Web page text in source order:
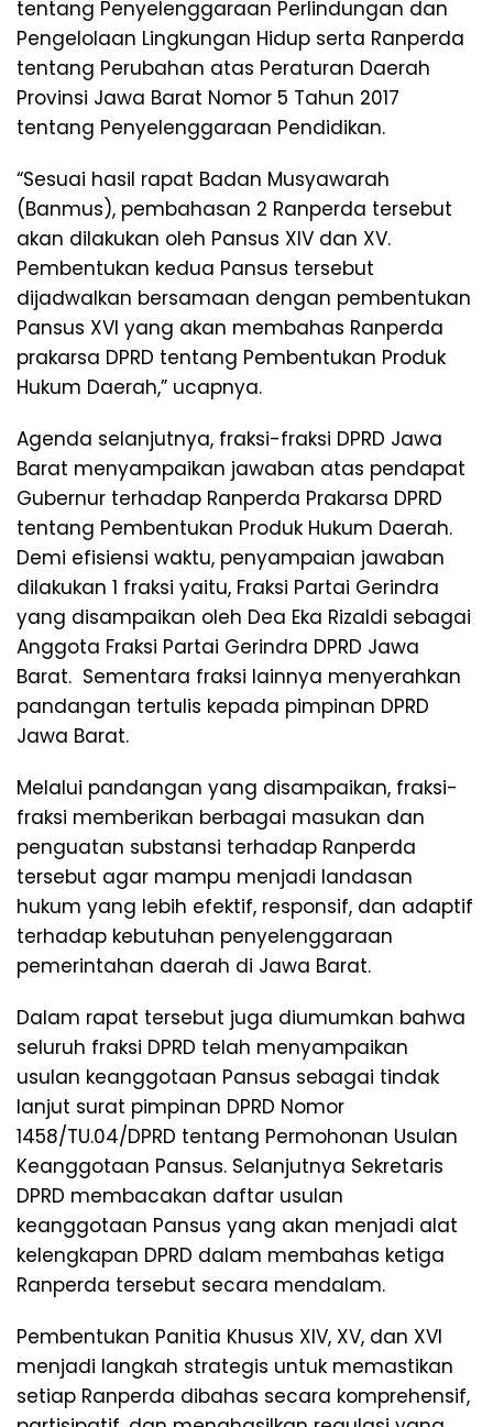
tentang Penyelenggaraan Perlindungan dan
Pengelolaan Lingkungan Hidup serta Ranperda
tentang Perubahan atas Peraturan Daerah
Provinsi Jawa Barat Nomor 5 Tahun 2017
tentang Penyelenggaraan Pendidikan.
“Sesuai hasil rapat Badan Musyawarah
(Banmus), pembahasan 2 Ranperda tersebut
akan dilakukan oleh Pansus XIV dan XV.
Pembentukan kedua Pansus tersebut
dijadwalkan bersamaan dengan pembentukan
Pansus XVI yang akan membahas Ranperda
prakarsa DPRD tentang Pembentukan Produk
Hukum Daerah,” ucapnya.
Agenda selanjutnya, fraksi-fraksi DPRD Jawa
Barat menyampaikan jawaban atas pendapat
Gubernur terhadap Ranperda Prakarsa DPRD
tentang Pembentukan Produk Hukum Daerah.
Demi efisiensi waktu, penyampaian jawaban
dilakukan 1 fraksi yaitu, Fraksi Partai Gerindra
yang disampaikan oleh Dea Eka Rizaldi sebagai
Anggota Fraksi Partai Gerindra DPRD Jawa
Barat. Sementara fraksi lainnya menyerahkan
pandangan tertulis kepada pimpinan DPRD
Jawa Barat.
Melalui pandangan yang disampaikan, fraksi-
fraksi memberikan berbagai masukan dan
penguatan substansi terhadap Ranperda
tersebut agar mampu menjadi landasan
hukum yang lebih efektif, responsif, dan adaptif
terhadap kebutuhan penyelenggaraan
pemerintahan daerah di Jawa Barat.
Dalam rapat tersebut juga diumumkan bahwa
seluruh fraksi DPRD telah menyampaikan
usulan keanggotaan Pansus sebagai tindak
lanjut surat pimpinan DPRD Nomor
1458/TU.04/DPRD tentang Permohonan Usulan
Keanggotaan Pansus. Selanjutnya Sekretaris
DPRD membacakan daftar usulan
keanggotaan Pansus yang akan menjadi alat
kelengkapan DPRD dalam membahas ketiga
Ranperda tersebut secara mendalam.
Pembentukan Panitia Khusus XIV, XV, dan XVI
menjadi langkah strategis untuk memastikan
setiap Ranperda dibahas secara komprehensif,